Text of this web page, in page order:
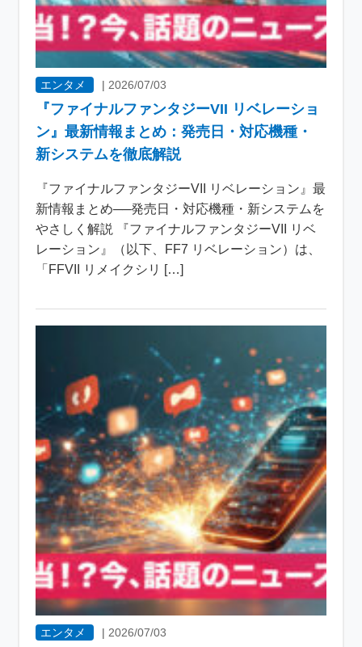
エンタメ | 2026/07/03
『ファイナルファンタジーVII リベレーショ
ン』最新情報まとめ：発売日・対応機種・
新システムを徹底解説
『ファイナルファンタジーVII リベレーション』最
新情報まとめ──発売日・対応機種・新システムを
やさしく解説 『ファイナルファンタジーVII リベ
レーション』（以下、FF7 リベレーション）は、
「FFVII リメイクシリ […]
エンタメ | 2026/07/03